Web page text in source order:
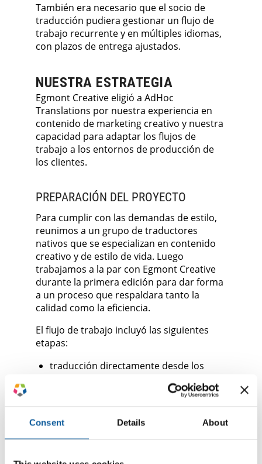
Consent Details About
También era necesario que el socio de
traducción pudiera gestionar un flujo de
trabajo recurrente y en múltiples idiomas,
con plazos de entrega ajustados.
NUESTRA ESTRATEGIA
Egmont Creative eligió a AdHoc
Translations por nuestra experiencia en
contenido de marketing creativo y nuestra
capacidad para adaptar los flujos de
trabajo a los entornos de producción de
los clientes.
PREPARACIÓN DEL PROYECTO
Para cumplir con las demandas de estilo,
reunimos a un grupo de traductores
nativos que se especializan en contenido
creativo y de estilo de vida. Luego
trabajamos a la par con Egmont Creative
durante la primera edición para dar forma
a un proceso que respaldara tanto la
calidad como la eficiencia.
El flujo de trabajo incluyó las siguientes
etapas:
traducción directamente desde los
archivos de InDesign para que los
traductores pudieran ver las imágenes
un enfoque en la adaptación cultural en
lugar de la equivalencia directa;